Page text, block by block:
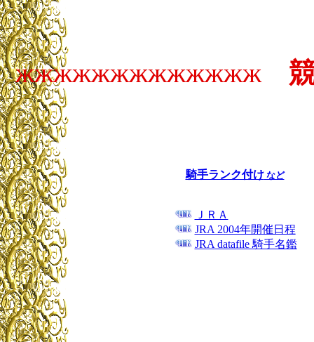
жжжжжжжжжжжжж
騎手ランク付けなど
ＪＲＡ
JRA 2004年開催日程
JRA datafile 騎手名鑑